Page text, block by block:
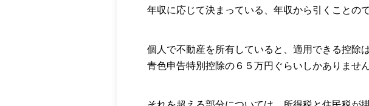
年収に応じて決まっている、年収から引くことの
個人で不動産を所有していると、適用できる控除は
青色申告特別控除の６５万円ぐらいしかありません